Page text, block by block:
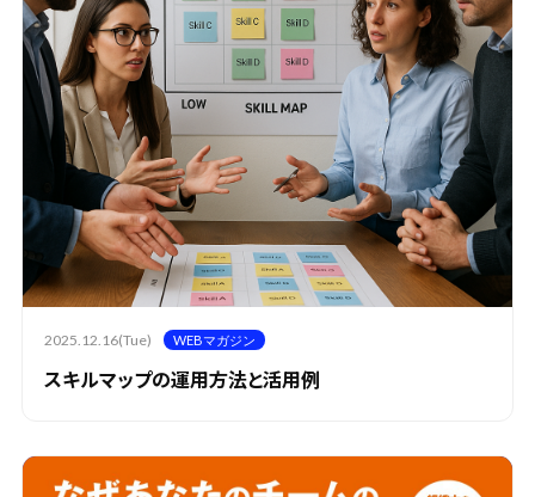
2025.12.16(Tue) WEBマガジン
スキルマップの運用方法と活用例